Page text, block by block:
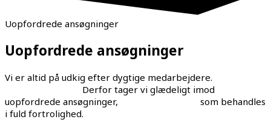
Uopfordrede ansøgninger
Uopfordrede ansøgninger
Vi er altid på udkig efter dygtige medarbejdere.
Derfor tager vi glædeligt imod
uopfordrede ansøgninger, som behandles
i fuld fortrolighed.